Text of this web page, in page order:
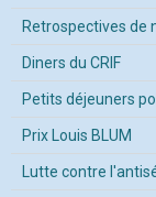
Retrospectives de
Diners du CRIF
Petits déjeuners
Prix Louis BLUM
Lutte contre